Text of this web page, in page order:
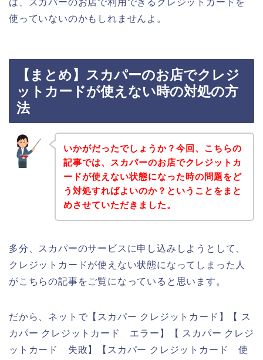
使っていないのかもしれませんよ。
【まとめ】スカパーのお店でクレジ
ットカードが使えない時の対処の方
法
いかがだったでしょうか？今回、こちらの
記事では、スカパーのお店でクレジットカ
ードが使えない状態になった時の問題をど
う対処すればよいのか？ということをまと
めさせていただきました。
多分、スカパーのサービスに申し込みしようとして、
クレジットカードが使えない状態になってしまった人
がこちらの記事をご覧になっていると思います。
だから、ネットで【スカパー クレジットカード】【 ス
カパー クレジットカード エラー】【 スカパー クレジ
ットカード 失敗】【スカパー クレジットカード 使